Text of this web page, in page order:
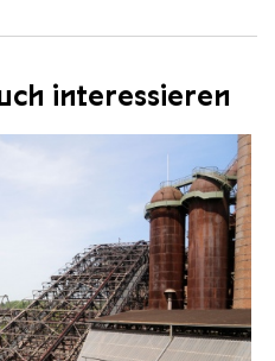
interessieren